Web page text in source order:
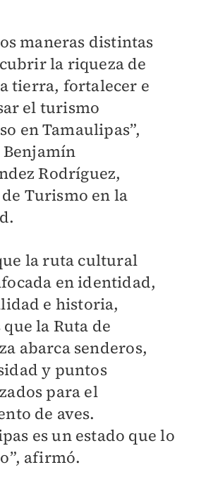
maneras distintas
la riqueza de
tierra, fortalecer e
el turismo
en Tamaulipas”,
Benjamín
Rodríguez,
Turismo en la
la ruta cultural
en identidad,
e historia,
la Ruta de
abarca senderos,
y puntos
para el
de aves.
es un estado que lo
afirmó.